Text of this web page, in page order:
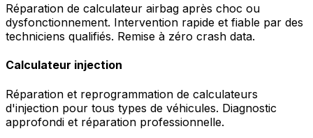
Réparation de calculateur airbag après choc ou
dysfonctionnement. Intervention rapide et fiable par des
techniciens qualifiés. Remise à zéro crash data.
Calculateur injection
Réparation et reprogrammation de calculateurs
d'injection pour tous types de véhicules. Diagnostic
approfondi et réparation professionnelle.